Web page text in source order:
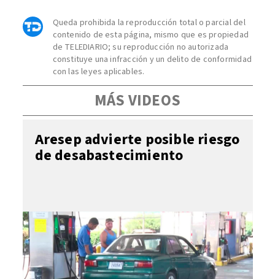
Queda prohibida la reproducción total o parcial del
contenido de esta página, mismo que es propiedad
de TELEDIARIO; su reproducción no autorizada
constituye una infracción y un delito de conformidad
con las leyes aplicables.
MÁS VIDEOS
Aresep advierte posible riesgo
de desabastecimiento